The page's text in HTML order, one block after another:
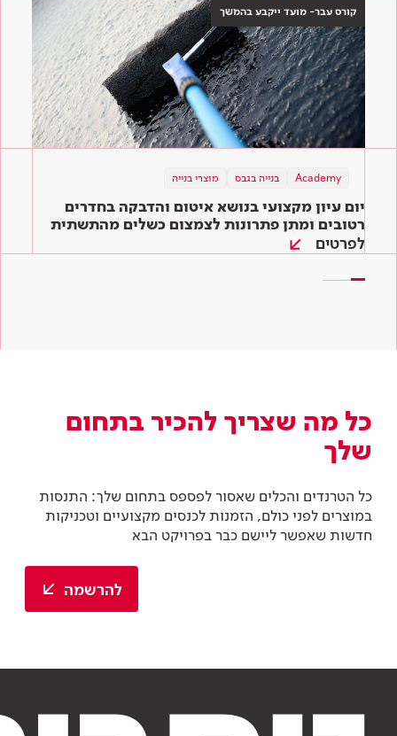
קורס עבר- מועד ייקבע בהמשך
Academy בנייה בגבס מוצרי בנייה
יום עיון מקצועי בנושא איטום והדבקה בחדרים
רטובים ומתן פתרונות לצמצום כשלים מהתשתית
ועד הגמר
לפרטים
תוכן מקצועי מוצרי בנייה
המדריך השלם לדבקים לאריחים: איך בוחרים את
הדבק המתאים ביותר לעבודה?
קראו עוד
בנייה ירוקה תוכן מקצועי מוצרי בנייה
שיפוץ ירוק – כך תיצרו סביבה ירוקה בקלות גם
בבית שלכם
קראו עוד
כל מה שצריך להכיר בתחום
שלך
כל הטרנדים והכלים שאסור לפספס בתחום שלך: התנסות
במוצרים לפני כולם, הזמנות לכנסים מקצועיים וטכניקות
חדשות שאפשר ליישם כבר בפרויקט הבא
להרשמה